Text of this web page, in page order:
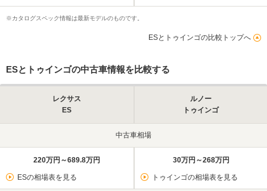
※カタログスペック情報は最新モデルのものです。
ESとトゥインゴの比較トップへ
ESとトゥインゴの中古車情報を比較する
レクサス
ES
ルノー
トゥインゴ
中古車相場
220万円～689.8万円
ESの相場表を見る
30万円～268万円
トゥインゴの相場表を見る